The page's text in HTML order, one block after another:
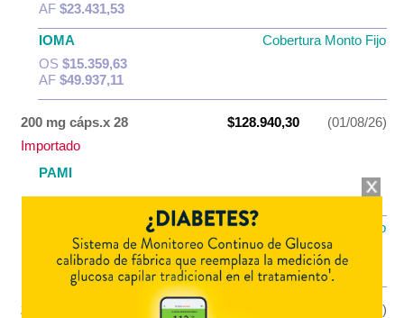
AF $23.431,53
IOMA
Cobertura Monto Fijo
OS $15.359,63
AF $49.937,11
200 mg cáps.x 28 $128.940,30
(01/08/26)
Importado
PAMI
AF$45.692,37
Cobertura Monto Fijo
$29.542,31
AF$99.397,99
200 mg cáps.x 42
(01/08/26)